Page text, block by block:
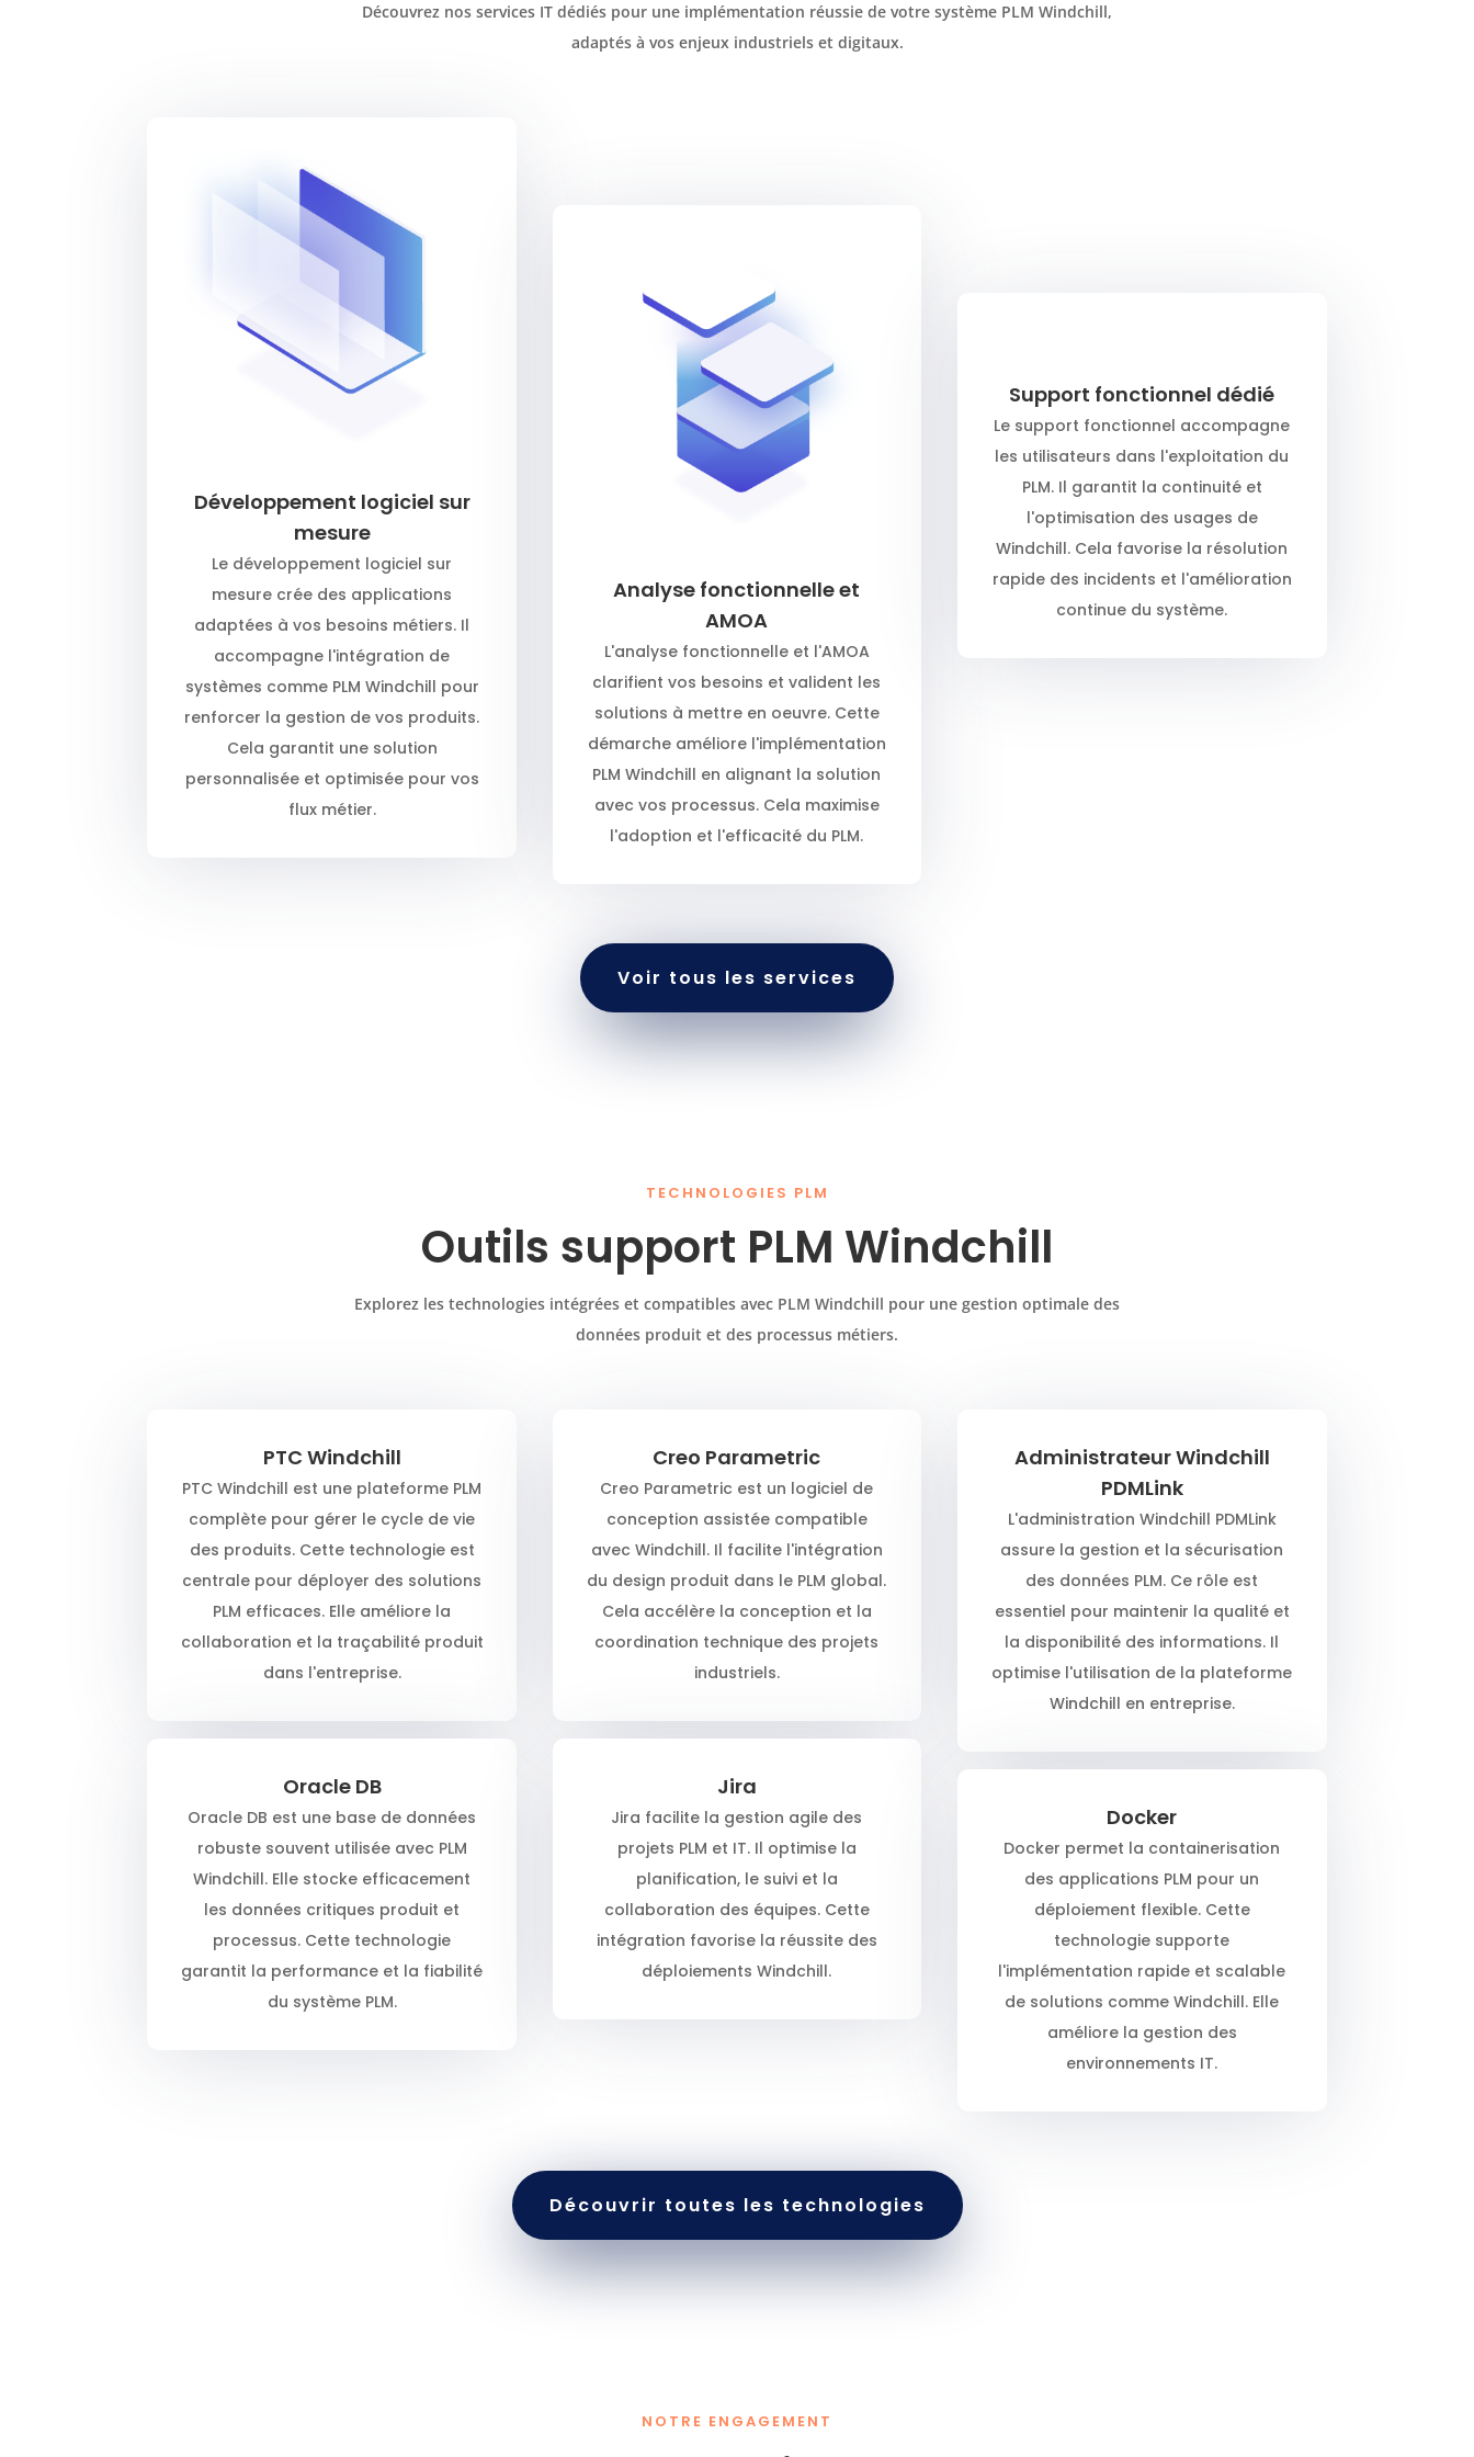
Découvrez nos services IT dédiés pour une implémentation réussie de votre système PLM Windchill,
adaptés à vos enjeux industriels et digitaux.
Développement logiciel sur
mesure
Le développement logiciel sur
mesure crée des applications
adaptées à vos besoins métiers. Il
accompagne l'intégration de
systèmes comme PLM Windchill pour
renforcer la gestion de vos produits.
Cela garantit une solution
personnalisée et optimisée pour vos
flux métier.
Analyse fonctionnelle et
AMOA
L'analyse fonctionnelle et l'AMOA
clarifient vos besoins et valident les
solutions à mettre en oeuvre. Cette
démarche améliore l'implémentation
PLM Windchill en alignant la solution
avec vos processus. Cela maximise
l'adoption et l'efficacité du PLM.
Support fonctionnel dédié
Le support fonctionnel accompagne
les utilisateurs dans l'exploitation du
PLM. Il garantit la continuité et
l'optimisation des usages de
Windchill. Cela favorise la résolution
rapide des incidents et l'amélioration
continue du système.
Voir tous les services
TECHNOLOGIES PLM
Outils support PLM Windchill
Explorez les technologies intégrées et compatibles avec PLM Windchill pour une gestion optimale des
données produit et des processus métiers.
PTC Windchill
PTC Windchill est une plateforme PLM
complète pour gérer le cycle de vie
des produits. Cette technologie est
centrale pour déployer des solutions
PLM efficaces. Elle améliore la
collaboration et la traçabilité produit
dans l'entreprise.
Oracle DB
Oracle DB est une base de données
robuste souvent utilisée avec PLM
Windchill. Elle stocke efficacement
les données critiques produit et
processus. Cette technologie
garantit la performance et la fiabilité
du système PLM.
Creo Parametric
Creo Parametric est un logiciel de
conception assistée compatible
avec Windchill. Il facilite l'intégration
du design produit dans le PLM global.
Cela accélère la conception et la
coordination technique des projets
industriels.
Jira
Jira facilite la gestion agile des
projets PLM et IT. Il optimise la
planification, le suivi et la
collaboration des équipes. Cette
intégration favorise la réussite des
déploiements Windchill.
Administrateur Windchill
PDMLink
L'administration Windchill PDMLink
assure la gestion et la sécurisation
des données PLM. Ce rôle est
essentiel pour maintenir la qualité et
la disponibilité des informations. Il
optimise l'utilisation de la plateforme
Windchill en entreprise.
Docker
Docker permet la containerisation
des applications PLM pour un
déploiement flexible. Cette
technologie supporte
l'implémentation rapide et scalable
de solutions comme Windchill. Elle
améliore la gestion des
environnements IT.
Découvrir toutes les technologies
NOTRE ENGAGEMENT